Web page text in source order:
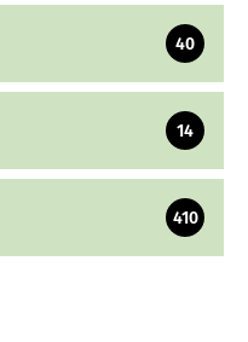
40
14
410